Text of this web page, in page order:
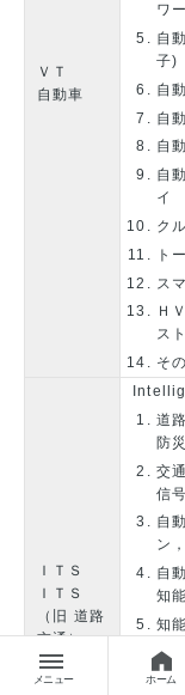
メニュー ホーム
ＶＴ
自動車
ワ
自
子)
自
自
自
自
イ
ク
ト
ス
Ｈ
ス
そ
ＩＴＳ
ＩＴＳ
（旧 道路
交通）
道
防
交
信
自
ン
自
知
知
（
自